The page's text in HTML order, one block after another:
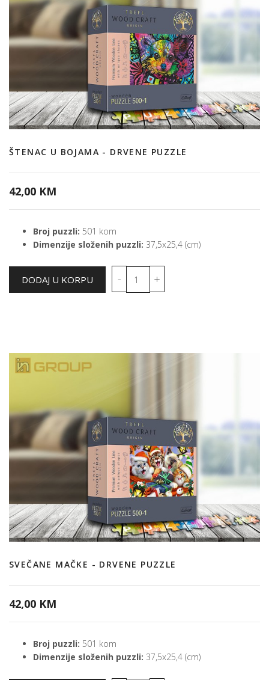
ŠTENAC U BOJAMA - DRVENE PUZZLE
42,00 KM
Broj puzzli: 501 kom
Dimenzije složenih puzzli: 37,5x25,4 (cm)
SVEČANE MAČKE - DRVENE PUZZLE
42,00 KM
Broj puzzli: 501 kom
Dimenzije složenih puzzli: 37,5x25,4 (cm)